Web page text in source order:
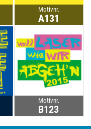
Motivnr.
A131
Motivnr.
B123